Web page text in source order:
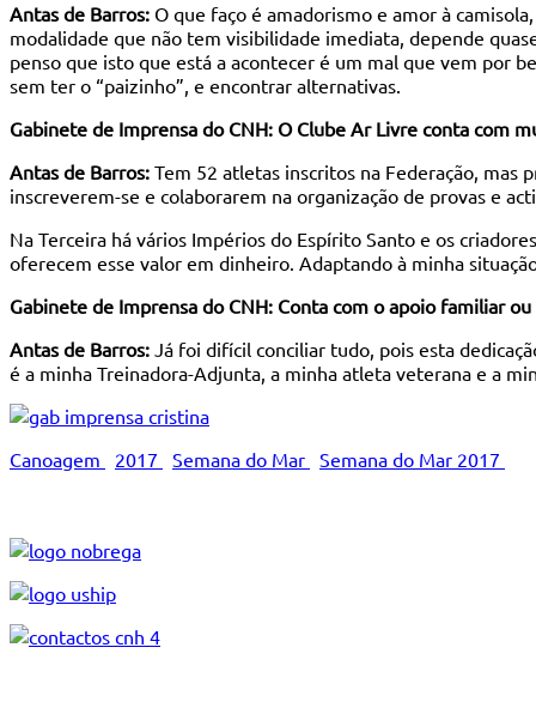
Antas de Barros: O que faço é amadorismo e amor à
modalidade que não tem visibilidade imediata, depende
penso que isto que está a acontecer é um mal que vem por
sem ter o “paizinho”, e encontrar alternativas.
Gabinete de Imprensa do CNH: O Clube Ar Livre conta com
Antas de Barros: Tem 52 atletas inscritos na Federação, mas
inscreverem-se e colaborarem na organização de provas e
Na Terceira há vários Impérios do Espírito Santo e os
oferecem esse valor em dinheiro. Adaptando à minha
Gabinete de Imprensa do CNH: Conta com o apoio familiar
Antas de Barros: Já foi difícil conciliar tudo, pois esta
é a minha Treinadora-Adjunta, a minha atleta veterana e a
Canoagem 2017 Semana do Mar Semana do Mar 2017